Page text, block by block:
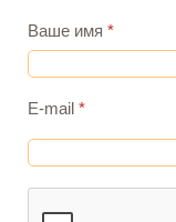
Ваше имя *
E-mail *